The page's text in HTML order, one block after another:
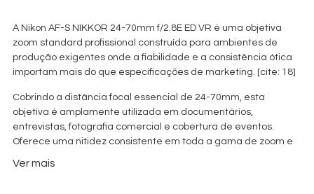
A Nikon AF-S NIKKOR 24-70mm f/2.8E ED VR é uma objetiva
zoom standard profissional construída para ambientes de
produção exigentes onde a fiabilidade e a consistência ótica
importam mais do que especificações de marketing. [cite: 18]
Cobrindo a distância focal essencial de 24-70mm, esta
objetiva é amplamente utilizada em documentários,
entrevistas, fotografia comercial e cobertura de eventos.
Oferece uma nitidez consistente em toda a gama de zoom e
Ver mais